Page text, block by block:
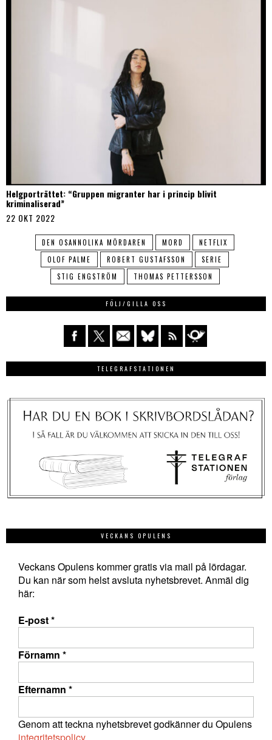
Helgporträttet: “Gruppen migranter har i princip blivit
kriminaliserad”
22 OKT 2022
DEN OSANNOLIKA MÖRDAREN MORD
NETFLIX
OLOF PALME
ROBERT GUSTAFSSON
SERIE
STIG ENGSTRÖM
THOMAS PETTERSSON
FÖLJ/GILLA OSS
TELEGRAFSTATIONEN
VECKANS OPULENS
Veckans Opulens kommer gratis via mail på lördagar.
Du kan när som helst avsluta nyhetsbrevet. Anmäl dig
här:
E-post*
Förnamn *
Efternamn *
Genom att teckna nyhetsbrevet godkänner du Opulens
integritetspolicy.